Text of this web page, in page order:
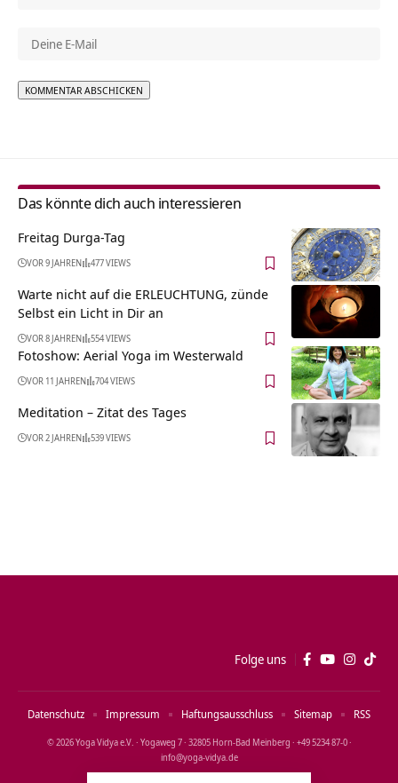
Das könnte dich auch interessieren
Freitag Durga-Tag
VOR 9 JAHREN 477 VIEWS
Warte nicht auf die ERLEUCHTUNG, zünde
Selbst ein Licht in Dir an
VOR 8 JAHREN 554 VIEWS
Fotoshow: Aerial Yoga im Westerwald
VOR 11 JAHREN 704 VIEWS
Meditation – Zitat des Tages
VOR 2 JAHREN 539 VIEWS
Folge uns
© 2026 Yoga Vidya e.V. · Yogaweg 7 · 32805 Horn‑Bad Meinberg · +49 5234 87‑0 ·
info@yoga‑vidya.de
Datenschutz Impressum Haftungsausschluss Sitemap RSS